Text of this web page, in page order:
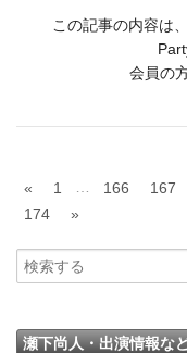
この記事の内容は
会員の
« 1 166 167
174
»
瀬下尚人・出演情報な